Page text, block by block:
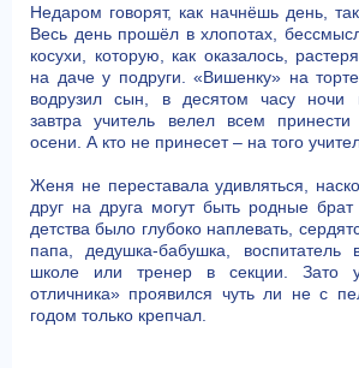
Недаром говорят, как начнёшь день,
Весь день прошёл в хлопотах,
косухи, которую, как оказалось,
на даче у подруги. «Вишенку» на
водрузил сын, в десятом часу ночи
завтра учитель велел всем
осени. А кто не принесет – на того
Женя не переставала удивляться,
друг на друга могут быть родные
детства было глубоко наплевать,
папа, дедушка-бабушка, воспитатель
школе или тренер в секции. Зато
отличника» проявился чуть ли не с
годом только крепчал.